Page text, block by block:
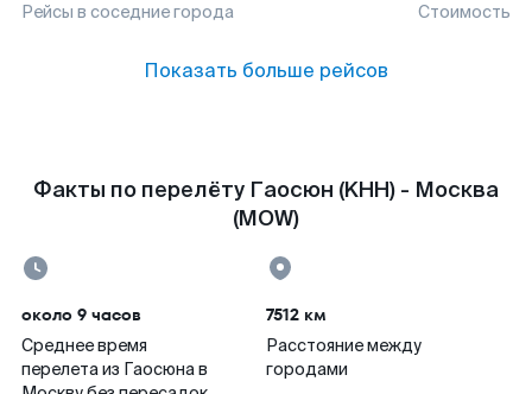
Рейсы в соседние города Стоимость
Показать больше рейсов
Факты по перелёту Гаосюн (KHH) - Москва
(MOW)
около 9 часов
Среднее время
перелета из Гаосюна в
7512 км
Расстояние между
городами